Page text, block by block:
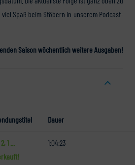
Spaß beim Stöbern in unserem Podcast-
Saison wöchentlich weitere Ausgaben!
Dauer
1 ...
1:04:23